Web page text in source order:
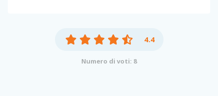
4.4
Numero di voti: 8